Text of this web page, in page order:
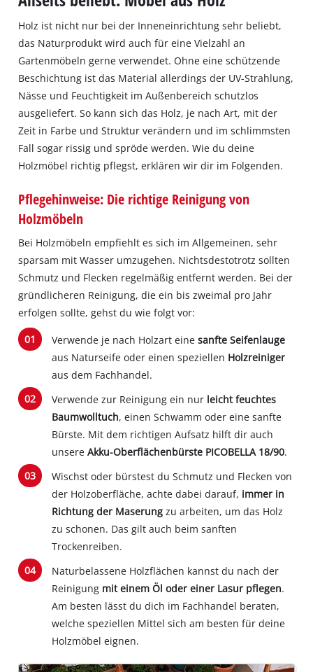
Holz ist nicht nur bei der Inneneinrichtung sehr beliebt,
das Naturprodukt wird auch für eine Vielzahl an
Gartenmöbeln gerne verwendet. Ohne eine schützende
Beschichtung ist das Material allerdings der UV-Strahlung,
Nässe und Feuchtigkeit im Außenbereich schutzlos
ausgeliefert. So kann sich das Holz, je nach Art, mit der
Zeit in Farbe und Struktur verändern und im schlimmsten
Fall sogar rissig und spröde werden. Wie du deine
Holzmöbel richtig pflegst, erklären wir dir im Folgenden.
Pflegehinweise: Die richtige Reinigung von
Holzmöbeln
Bei Holzmöbeln empfiehlt es sich im Allgemeinen, sehr
sparsam mit Wasser umzugehen. Nichtsdestotrotz sollten
Schmutz und Flecken regelmäßig entfernt werden. Bei der
gründlicheren Reinigung, die ein bis zweimal pro Jahr
erfolgen sollte, gehst du wie folgt vor:
Verwende je nach Holzart eine sanfte Seifenlauge
aus Naturseife oder einen speziellen Holzreiniger
aus dem Fachhandel.
Verwende zur Reinigung ein nur leicht feuchtes
Baumwolltuch, einen Schwamm oder eine sanfte
Bürste. Mit dem richtigen Aufsatz hilft dir auch
unsere Akku-Oberflächenbürste PICOBELLA 18/90.
Wischst oder bürstest du Schmutz und Flecken von
der Holzoberfläche, achte dabei darauf, immer in
Richtung der Maserung zu arbeiten, um das Holz
zu schonen. Das gilt auch beim sanften
Trockenreiben.
Naturbelassene Holzflächen kannst du nach der
Reinigung mit einem Öl oder einer Lasur pflegen.
Am besten lässt du dich im Fachhandel beraten,
welche speziellen Mittel sich am besten für deine
Holzmöbel eignen.